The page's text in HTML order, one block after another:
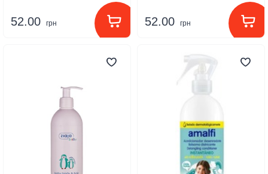
52.00 грн 52.00 грн